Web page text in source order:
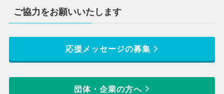
ご協力をお願いいたします
応援メッセージの募集
団体・企業の方へ